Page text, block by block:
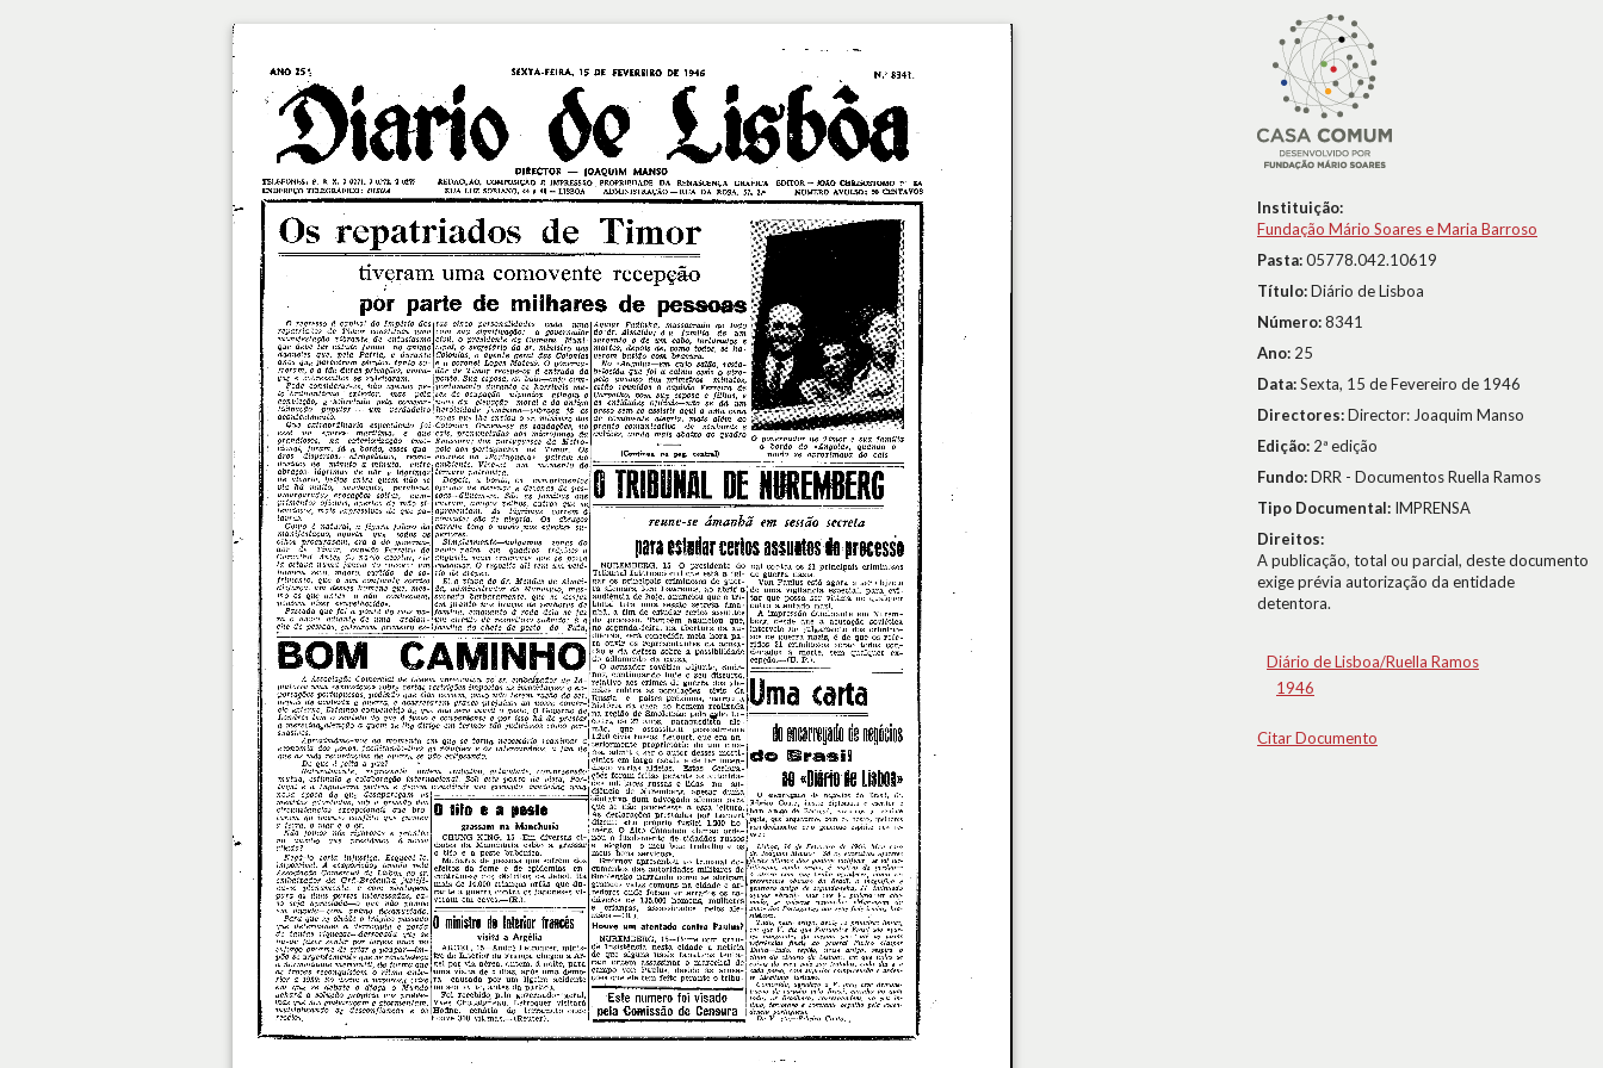
Instituição:
Fundação Mário Soares e Maria Barroso
Pasta:05778.042.10619
Título:Diário de Lisboa
Número:8341
Ano: 25
Data:Sexta, 15 de Fevereiro de 1946
Directores:Director: Joaquim Manso
Edição: 2ª edição
Fundo:DRR - Documentos Ruella Ramos
Tipo Documental: IMPRENSA
Direitos:
A publicação, total ou parcial, deste documento
exige prévia autorização da entidade
detentora.
Diário de Lisboa/Ruella Ramos
1946
Citar Documento